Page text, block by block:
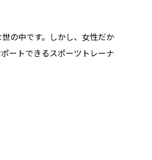
の中です。しかし、女性だか
ートできるスポーツトレーナ